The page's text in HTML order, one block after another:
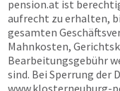
pension.at ist
aufrecht zu erhalten,
gesamten
Mahnkosten,
Bearbeitungsgebühr
sind. Bei Sperrung der
www.klosterneuburg-